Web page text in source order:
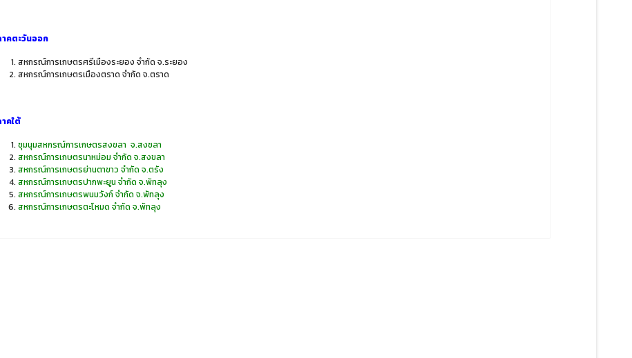
คตะวันออก
สหกรณ์การเกษตรศรีเมืองระยอง จำกัด จ.ระยอง
สหกรณ์การเกษตรเมืองตราด จำกัด จ.ตราด
คใต้
ชุมนุมสหกรณ์การเกษตรสงขลา จ.สงชลา
สหกรณ์การเกษตรนาหม่อม จำกัด จ.สงขลา
สหกรณ์การเกษตรย่านตาขาว จำกัด จ.ตรัง
สหกรณ์การเกษตรปากพะยูน จำกัด จ.พัทลุง
สหกรณ์การเกษตรพนมวังก์ จำกัด จ.พัทลุง
สหกรณ์การเกษตรตะโหมด จำกัด จ.พัทลุง